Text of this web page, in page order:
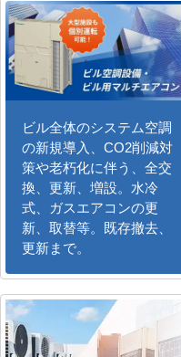
ビル全体のシステム空調
の新規導入、CO2削減対
策や老朽化に伴う、全交
換、更新、増設。水冷
式、ガスエアコンの更
新、取替等。既存撤去、
更新まで。